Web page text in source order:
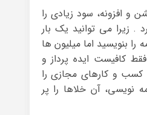
و افزونه، سود زیادی را
زیرا می توانید یک بار
را بنویسید اما میلیون ها
کافیست ایده پرداز و
کسب و کارهای مجازی را
نویسی، آن خلاها را پر